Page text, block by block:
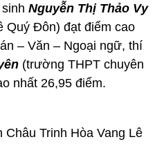
Nguyễn Thị Thảo Vy
Quý Đôn) đạt điểm cao
– Văn – Ngoại ngữ, thí
(trường THPT chuyên
nhất 26,95 điểm.
Châu Trinh Hòa Vang Lê